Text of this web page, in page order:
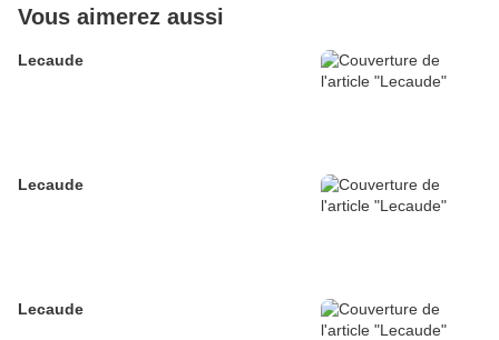
Vous aimerez aussi
Lecaude
Lecaude
Lecaude